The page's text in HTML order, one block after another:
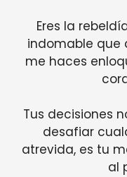
Eres la
indomable que
me haces
Tus decisiones
desafiar
atrevida, es tu
al